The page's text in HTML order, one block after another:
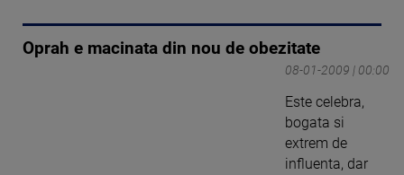
Oprah e macinata din nou de obezitate
08-01-2009 | 00:00
Este celebra,
bogata si
extrem de
influenta, dar